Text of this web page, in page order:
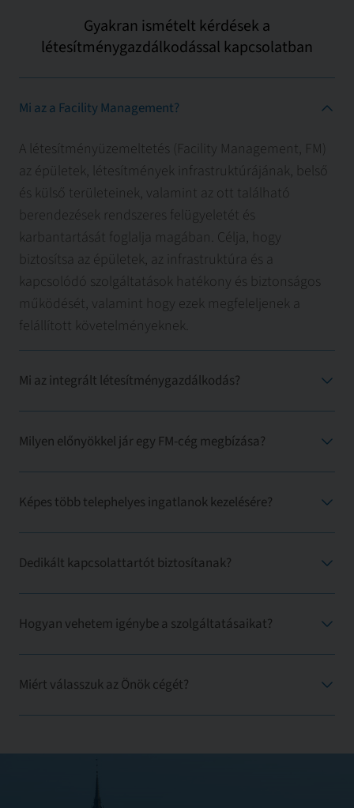
Gyakran ismételt kérdések a
létesítménygazdálkodással kapcsolatban
Mi az a Facility Management?
A létesítményüzemeltetés (Facility Management, FM)
az épületek, létesítmények infrastruktúrájának, belső
és külső területeinek, valamint az ott található
berendezések rendszeres felügyeletét és
karbantartását foglalja magában. Célja, hogy
biztosítsa az épületek, az infrastruktúra és a
kapcsolódó szolgáltatások hatékony és biztonságos
működését, valamint hogy ezek megfeleljenek a
felállított követelményeknek.
Mi az integrált létesítménygazdálkodás?
Milyen előnyökkel jár egy FM-cég megbízása?
Képes több telephelyes ingatlanok kezelésére?
Dedikált kapcsolattartót biztosítanak?
Hogyan vehetem igénybe a szolgáltatásaikat?
Miért válasszuk az Önök cégét?